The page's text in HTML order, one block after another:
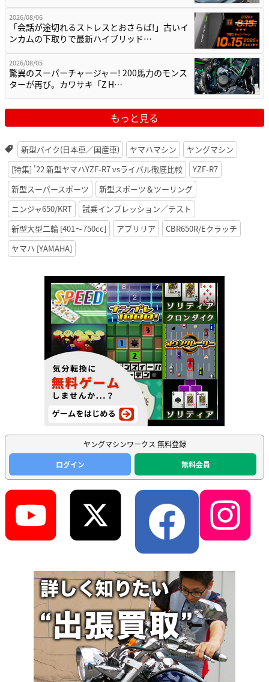
2026/08/06
「会話が途切れるストレスとおさらば!」古いイ
ンカムの下取りで最新ハイブリッド…
2026/08/05
驚異のスーパーチャージャー! 200馬力のモンス
ターが再び。カワサキ「Z H…
もっと見る
新型バイク(日本車／国産車) ヤマハマシン
ヤングマシン
[特集] '22 新型ヤマハYZF-R7 vsライバル徹底比較
YZF-R7
新型スーパースポーツ
新型スポーツ＆ツーリング
ニンジャ650/KRT
試乗インプレッション／テスト
新型大型二輪 [401〜750cc]
アプリリア
CBR650R/Eクラッチ
ヤマハ [YAMAHA]
ヤングマシンワークス 無料登録
ログイン
無料会員